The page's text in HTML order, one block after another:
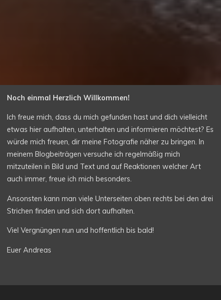
Noch einmal Herzlich Willkommen!
Ich freue mich, dass du mich gefunden hast und dich vielleicht
etwas hier aufhalten, unterhalten und informieren möchtest? Es
würde mich freuen, dir meine Fotografie näher zu bringen. In
meinem Blogbeiträgen versuche ich regelmäßig mich
mitzuteilen in Bild und Text und auf Reaktionen welcher Art
auch immer, freue ich mich besonders.
Ansonsten kann man viele Unterseiten oben rechts bei den drei
Strichen finden und sich dort aufhalten.
Viel Vergnüngen nun und hoffentlich bis bald!
Euer Andreas